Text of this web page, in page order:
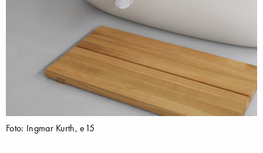
Foto: Ingmar Kurth, e15